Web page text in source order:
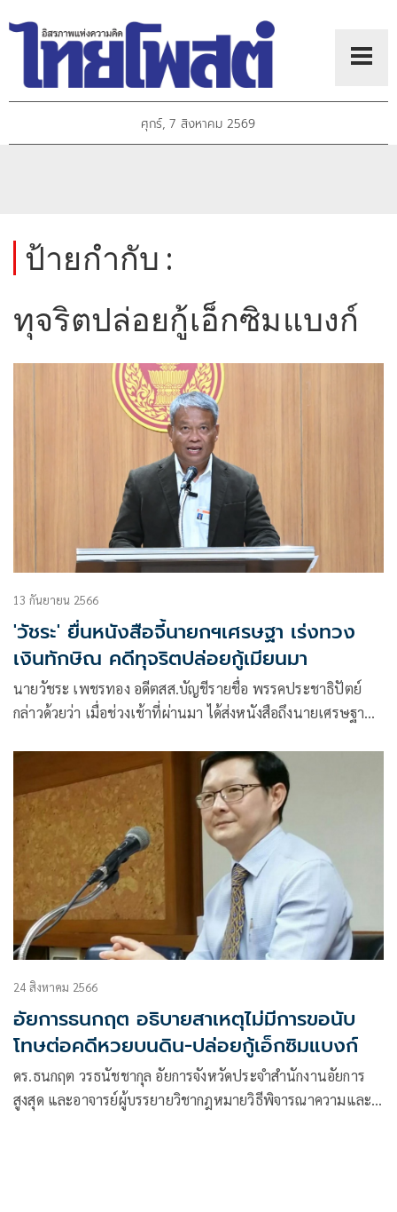
ศุกร์, 7 สิงหาคม 2569
ป้ายกำกับ :
ทุจริตปล่อยกู้เอ็กซิมแบงก์
13 กันยายน 2566
'วัชระ' ยื่นหนังสือจี้นายกฯเศรษฐา เร่งทวง
เงินทักษิณ คดีทุจริตปล่อยกู้เมียนมา
นายวัชระ เพชรทอง อดีตสส.บัญชีรายชื่อ พรรคประชาธิปัตย์
กล่าวด้วยว่า เมื่อช่วงเช้าที่ผ่านมา ได้ส่งหนังสือถึงนายเศรษฐา
พิพากษาที่นายทักษิณ ชินวัตร อดีตนายกฯ ต้องชำระให้กับ
ประเทศ
24 สิงหาคม 2566
อัยการธนกฤต อธิบายสาเหตุไม่มีการขอนับ
โทษต่อคดีหวยบนดิน-ปล่อยกู้เอ็กซิมแบงก์
ดร.ธนกฤต วรธนัชชากุล อัยการจังหวัดประจำสำนักงานอัยการ
สูงสุด และอาจารย์ผู้บรรยายวิชากฎหมายวิธีพิจารณาความและ